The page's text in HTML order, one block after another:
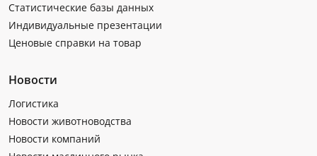
Статистические базы данных
Индивидуальные презентации
Ценовые справки на товар
Новости
Логистика
Новости животноводства
Новости компаний